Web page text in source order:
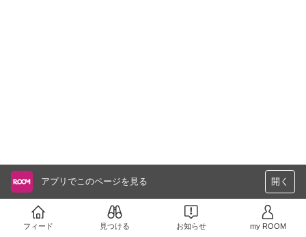
アプリでこのページを見る 開く
フィード 見つける お知らせ my ROOM